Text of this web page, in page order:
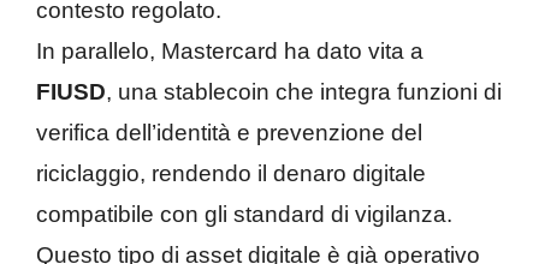
contesto regolato.
In parallelo, Mastercard ha dato vita a
FIUSD, una stablecoin che integra funzioni di
verifica dell’identità e prevenzione del
riciclaggio, rendendo il denaro digitale
compatibile con gli standard di vigilanza.
Questo tipo di asset digitale è già operativo